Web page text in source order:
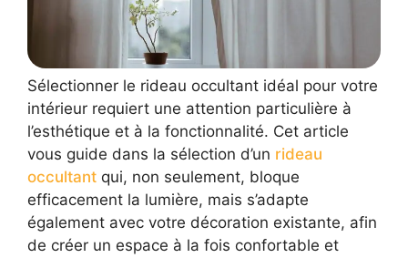
Sélectionner le rideau occultant idéal pour votre
intérieur requiert une attention particulière à
l’esthétique et à la fonctionnalité. Cet article
vous guide dans la sélection d’un rideau
occultant qui, non seulement, bloque
efficacement la lumière, mais s’adapte
également avec votre décoration existante, afin
de créer un espace à la fois confortable et